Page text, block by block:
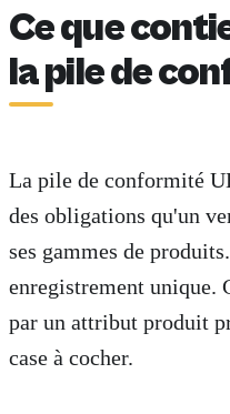
Ce que
la pile de
La pile de conformité
des obligations qu'un
ses gammes de
enregistrement unique.
par un attribut produit
case à cocher.